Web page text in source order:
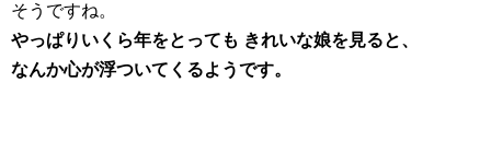
そうですね。
やっぱりいくら年をとっても きれいな娘を見ると、
なんか心が浮ついてくるようです。